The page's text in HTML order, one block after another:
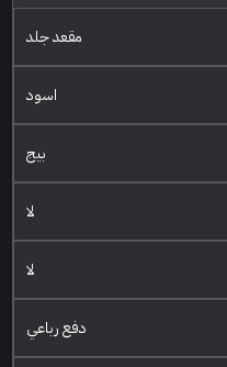
مقعد جلد
اسود
بيج
لا
لا
دفع رباعي